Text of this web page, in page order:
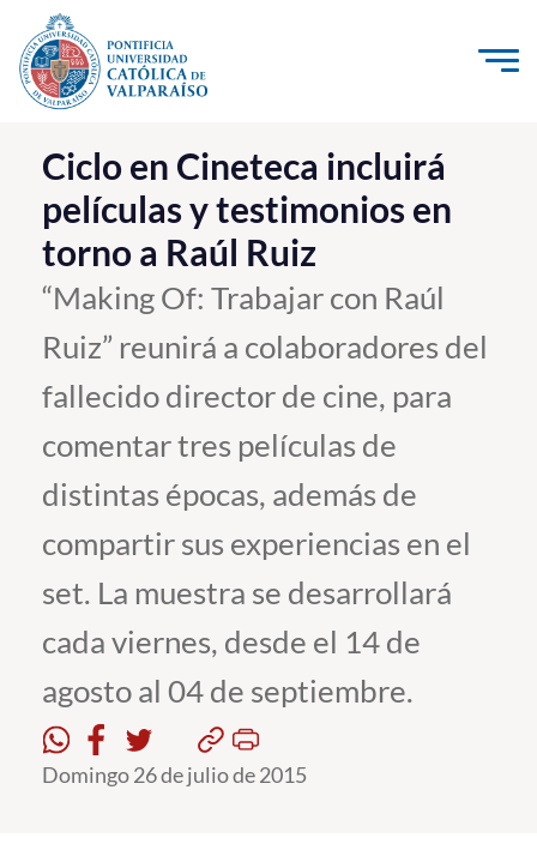
Click acá para ir directamente al contenido
La Universidad
Investigación, Creación e Innovación
PUCV Internacional
Vinculación con el Medio
Admisión
Estudiantes
Académicos
Funcionarios
Alumni
Ciclo en Cineteca incluirá
películas y testimonios en
torno a Raúl Ruiz
“Making Of: Trabajar con Raúl
Ruiz” reunirá a colaboradores del
fallecido director de cine, para
comentar tres películas de
distintas épocas, además de
compartir sus experiencias en el
set. La muestra se desarrollará
cada viernes, desde el 14 de
agosto al 04 de septiembre.
Domingo 26 de julio de 2015